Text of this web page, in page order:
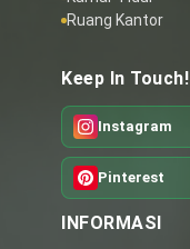
Ruang Kantor
Keep In Touch!
Instagram
Pinterest
INFORMASI